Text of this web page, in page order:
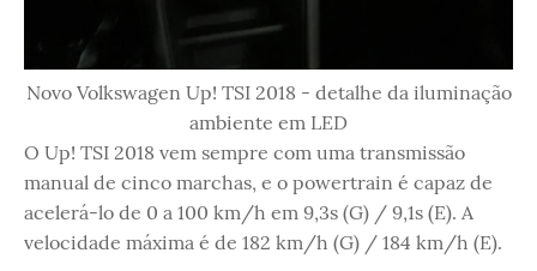
Novo Volkswagen Up! TSI 2018 - detalhe da iluminação
ambiente em LED
O Up! TSI 2018 vem sempre com uma transmissão
manual de cinco marchas, e o powertrain é capaz de
acelerá-lo de 0 a 100 km/h em 9,3s (G) / 9,1s (E). A
velocidade máxima é de 182 km/h (G) / 184 km/h (E).